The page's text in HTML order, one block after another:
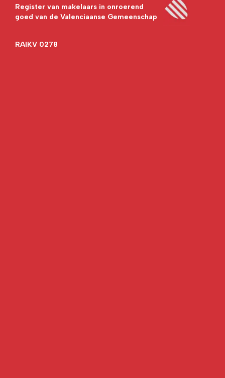
Register van makelaars in onroerend
goed van de Valenciaanse Gemeenschap
RAIKV 0278